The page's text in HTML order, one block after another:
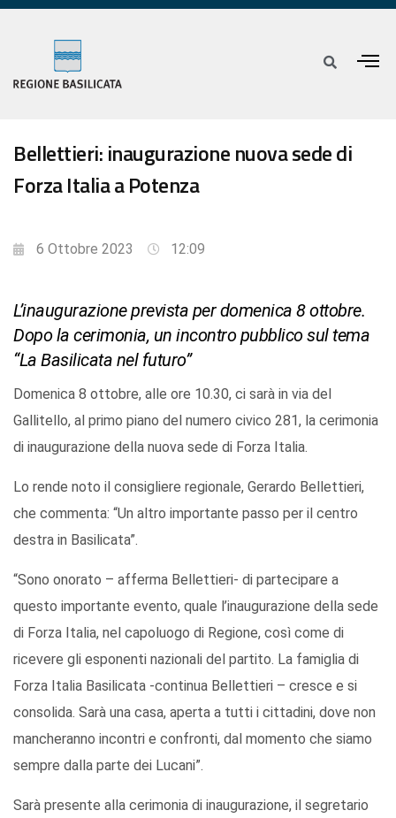
Bellettieri: inaugurazione nuova sede di
Forza Italia a Potenza
6 Ottobre 2023 12:09
L’inaugurazione prevista per domenica 8 ottobre.
Dopo la cerimonia, un incontro pubblico sul tema
“La Basilicata nel futuro”
Domenica 8 ottobre, alle ore 10.30, ci sarà in via del
Gallitello, al primo piano del numero civico 281, la cerimonia
di inaugurazione della nuova sede di Forza Italia.
Lo rende noto il consigliere regionale, Gerardo Bellettieri,
che commenta: “Un altro importante passo per il centro
destra in Basilicata”.
“Sono onorato – afferma Bellettieri- di partecipare a
questo importante evento, quale l’inaugurazione della sede
di Forza Italia, nel capoluogo di Regione, così come di
ricevere gli esponenti nazionali del partito. La famiglia di
Forza Italia Basilicata -continua Bellettieri – cresce e si
consolida. Sarà una casa, aperta a tutti i cittadini, dove non
mancheranno incontri e confronti, dal momento che siamo
sempre dalla parte dei Lucani”.
Sarà presente alla cerimonia di inaugurazione, il segretario